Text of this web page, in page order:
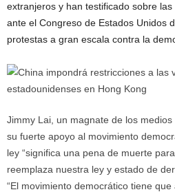
extranjeros y han testificado sobre
ante el Congreso de Estados Unidos
protestas a gran escala contra la
Jimmy Lai, un magnate de los
su fuerte apoyo al movimiento
ley “significa una pena de muerte
reemplaza nuestra ley y estado de
“El movimiento democrático tiene